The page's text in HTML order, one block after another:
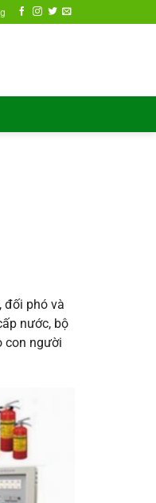
đối phó và
nước, bộ
con người